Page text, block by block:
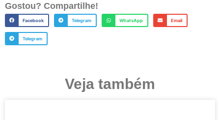
Gostou? Compartilhe!
Facebook Telegram WhatsApp Email
Telegram
Veja também